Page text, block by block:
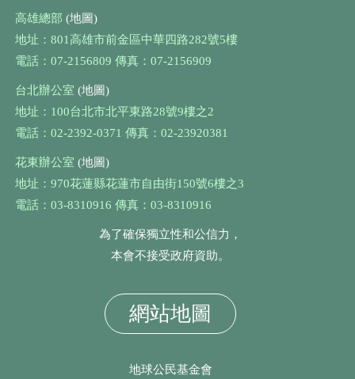
高雄總部 (地圖)
地址：801高雄市前金區中華四路282號5樓
電話：07-2156809 傳真：07-2156909
台北辦公室 (地圖)
地址：100台北市北平東路28號9樓之2
電話：02-2392-0371 傳真：02-23920381
花東辦公室 (地圖)
地址：970花蓮縣花蓮市自由街150號6樓之3
電話：03-8310916 傳真：03-8310916
為了確保獨立性和公信力，
本會不接受政府資助。
網站地圖
地球公民基金會